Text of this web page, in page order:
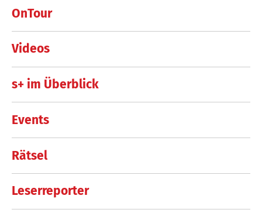
OnTour
Videos
s+ im Überblick
Events
Rätsel
Leserreporter